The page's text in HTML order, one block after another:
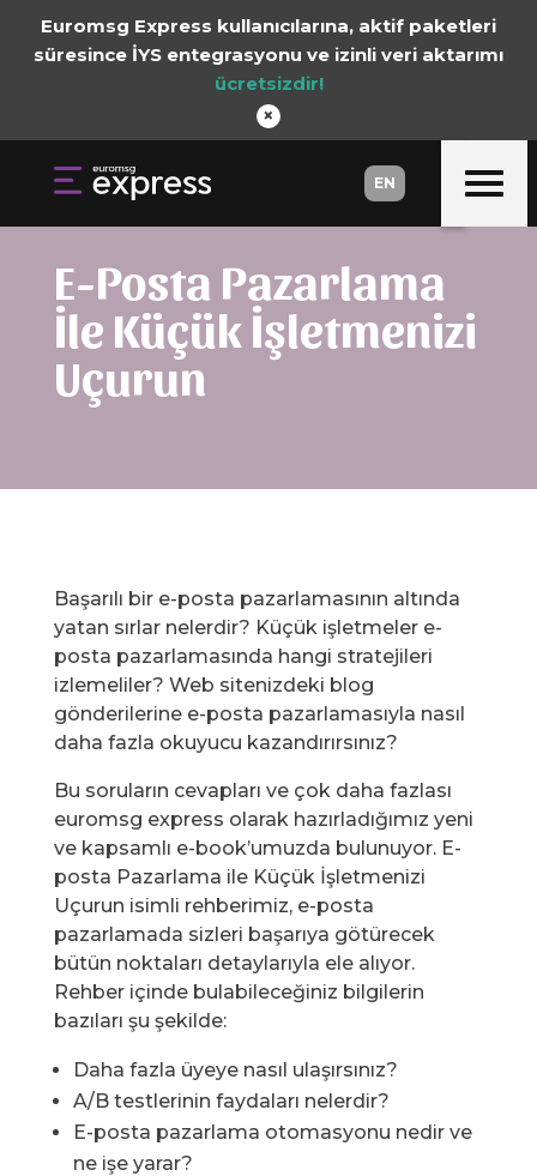
Euromsg Express kullanıcılarına, aktif paketleri
süresince İYS entegrasyonu ve izinli veri aktarımı
ücretsizdir!
×
EN
EN
E-Posta Pazarlama
İle Küçük İşletmenizi
Uçurun
Başarılı bir e-posta pazarlamasının altında
yatan sırlar nelerdir? Küçük işletmeler e-
posta pazarlamasında hangi stratejileri
izlemeliler? Web sitenizdeki blog
gönderilerine e-posta pazarlamasıyla nasıl
daha fazla okuyucu kazandırırsınız?
Bu soruların cevapları ve çok daha fazlası
euromsg express olarak hazırladığımız yeni
ve kapsamlı e-book’umuzda bulunuyor. E-
posta Pazarlama ile Küçük İşletmenizi
Uçurun isimli rehberimiz, e-posta
pazarlamada sizleri başarıya götürecek
bütün noktaları detaylarıyla ele alıyor.
Rehber içinde bulabileceğiniz bilgilerin
bazıları şu şekilde:
Daha fazla üyeye nasıl ulaşırsınız?
A/B testlerinin faydaları nelerdir?
E-posta pazarlama otomasyonu nedir ve
ne işe yarar?